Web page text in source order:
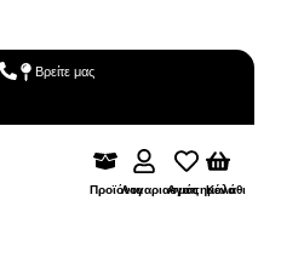
Βρείτε μας
ΠροϊόνταΛογαριασμόςΑγαπημένα
Καλάθι